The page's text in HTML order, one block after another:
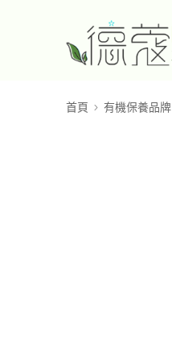
首頁 有機保養品牌